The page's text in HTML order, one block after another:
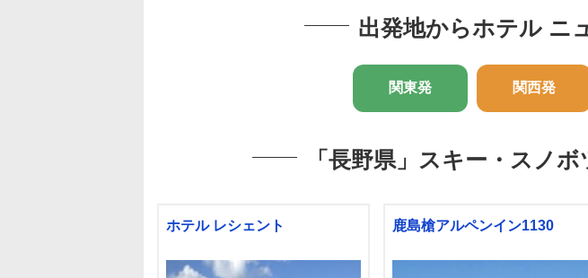
出発地からホテル ニ
関東発 関西発
「長野県」 スキー・スノボ
ホテル レシェント 鹿島槍アルペンイン1130